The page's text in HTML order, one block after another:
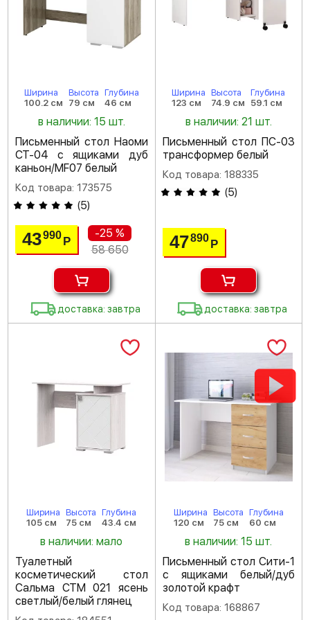
Ширина
100.2 см
Высота
79 см
Глубина
46 см
в наличии: 15 шт.
Письменный стол Наоми
СТ-04 с ящиками дуб
каньон/MF07 белый
Код товара: 173575
(5)
43990Р
-25 %
58 650
доставка: завтра
Ширина
123 см
Высота
74.9 см
Глубина
59.1 см
в наличии: 21 шт.
Письменный стол ПС-03
трансформер белый
Код товара: 188335
(5)
47890 Р
доставка: завтра
Ширина
105 см
Высота
75 см
Глубина
43.4 см
в наличии: мало
Туалетный
косметический стол
Сальма СТМ 021 ясень
светлый/белый глянец
Ширина
120 см
Высота
75 см
Глубина
60 см
в наличии: 15 шт.
Письменный стол Сити-1
с ящиками белый/дуб
золотой крафт
Код товара: 168867